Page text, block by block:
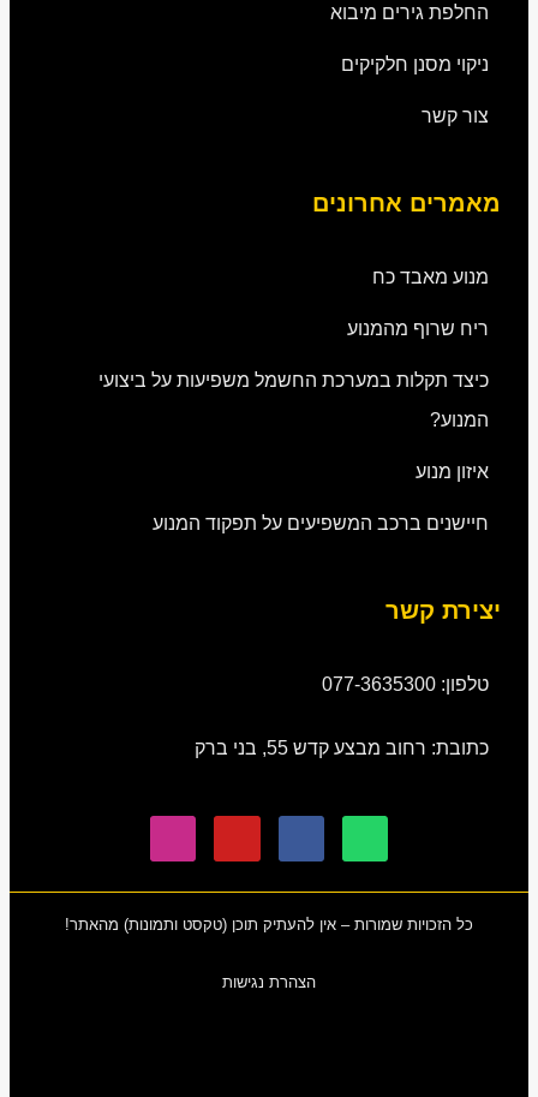
החלפת גירים מיבוא
ניקוי מסנן חלקיקים
צור קשר
מאמרים אחרונים
מנוע מאבד כח
ריח שרוף מהמנוע
כיצד תקלות במערכת החשמל משפיעות על ביצועי
המנוע?
איזון מנוע
חיישנים ברכב המשפיעים על תפקוד המנוע
יצירת קשר
טלפון: 077-3635300
כתובת: רחוב מבצע קדש 55, בני ברק
כל הזכויות שמורות – אין להעתיק תוכן (טקסט ותמונות) מהאתר!
הצהרת נגישות